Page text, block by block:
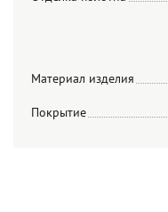
Материал изделия
Покрытие